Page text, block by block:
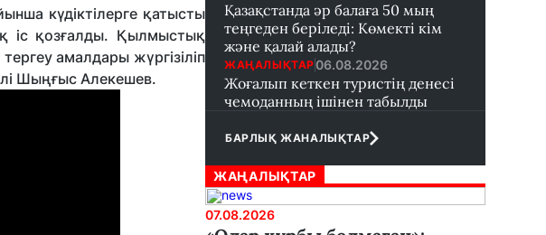
күдіктілерге қатысты
іс қозғалды. Қылмыстық
амалдары жүргізіліп
Шыңғыс Алекешев.
Қазақстанда әр балаға 50 мың
теңгеден беріледі: Көмекті кім
және қалай алады?
ЖАҢАЛЫҚТАР 06.08.2026
Жоғалып кеткен туристің денесі
чемоданның ішінен табылды
БАРЛЫҚ ЖАНАЛЫҚТАР
ЖАҢАЛЫҚТАР
07.08.2026